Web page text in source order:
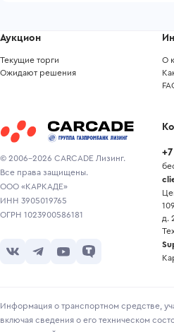
© 2006-2026 CARCADE Лизинг.
Все права защищены.
ООО «КАРКАДЕ»
ИНН 3905019765
ОГРН 1023900586181
Аукцион
Текущие торги
Ожидают решения
О
+7
д.
Информация о транспортном средстве,
включая сведения о его техническом